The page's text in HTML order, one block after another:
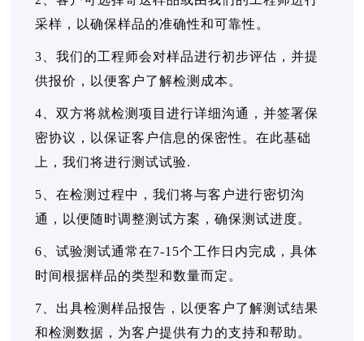
采样，以确保样品的准确性和可靠性。
3、我们的工程师会对样品进行初步评估，并提
供报价，以便客户了解检测成本。
4、双方将就检测项目进行详细沟通，并签署保
密协议，以保证客户信息的保密性。在此基础
上，我们将进行测试试验.
5、在检测过程中，我们将与客户进行密切沟
通，以便随时调整测试方案，确保测试进度。
6、试验测试通常在7-15个工作日内完成，具体
时间根据样品的类型和数量而定。
7、出具检测样品报告，以便客户了解测试结果
和检测数据，为客户提供有力的支持和帮助。